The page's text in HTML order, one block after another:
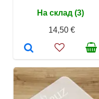
На склад (3)
14,50 €